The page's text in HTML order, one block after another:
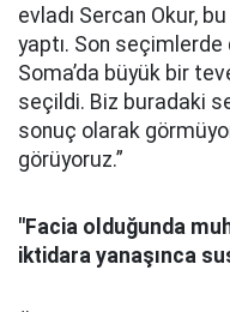
evladı Sercan Okur, bu
yaptı. Son seçimlerde
Soma’da büyük bir
seçildi. Biz buradaki
sonuç olarak
görüyoruz.”
"Facia olduğunda
iktidara yanaşınca